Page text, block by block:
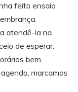
feito ensaio
atendê-la na
de esperar.
bem
marcamos